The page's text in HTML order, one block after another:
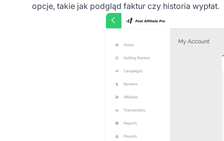
opcje, takie jak podgląd faktur czy historia wypłat.